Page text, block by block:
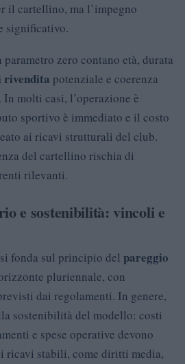
il cartellino, ma l’impegno
significativo.
zero contano età, durata
rivendita potenziale e coerenza
molti casi, l’operazione è
sportivo è immediato e il costo
ai ricavi strutturali del club.
del cartellino rischia di
rilevanti.
e sostenibilità: vincoli e
si fonda sul principio del pareggio
pluriennale, con
dai regolamenti. In genere,
sostenibilità del modello: costi
e spese operative devono
ricavi stabili, come diritti media,